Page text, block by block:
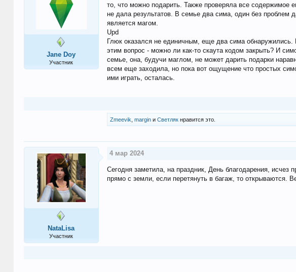
Jane Doу
Участник
то, что можно подарить. Также проверяла все содержимое
не дала результатов. В семье два сима, один без проблем
является магом.
Upd
Глюк оказался не единичным, еще два сима обнаружились.
этим вопрос - можно ли как-то скаута кодом закрыть? И
семье, она, будучи маглом, не может дарить подарки
всем еще заходила, но пока вот ощущение что простых
ими играть, осталась.
Zmeevik marginи Светлякнравится это.
NataLisa
Участник
4 мар 2024
Сегодня заметила, на праздник, День благодарения, исчез
прямо с земли, если перетянуть в багаж, то открываются.